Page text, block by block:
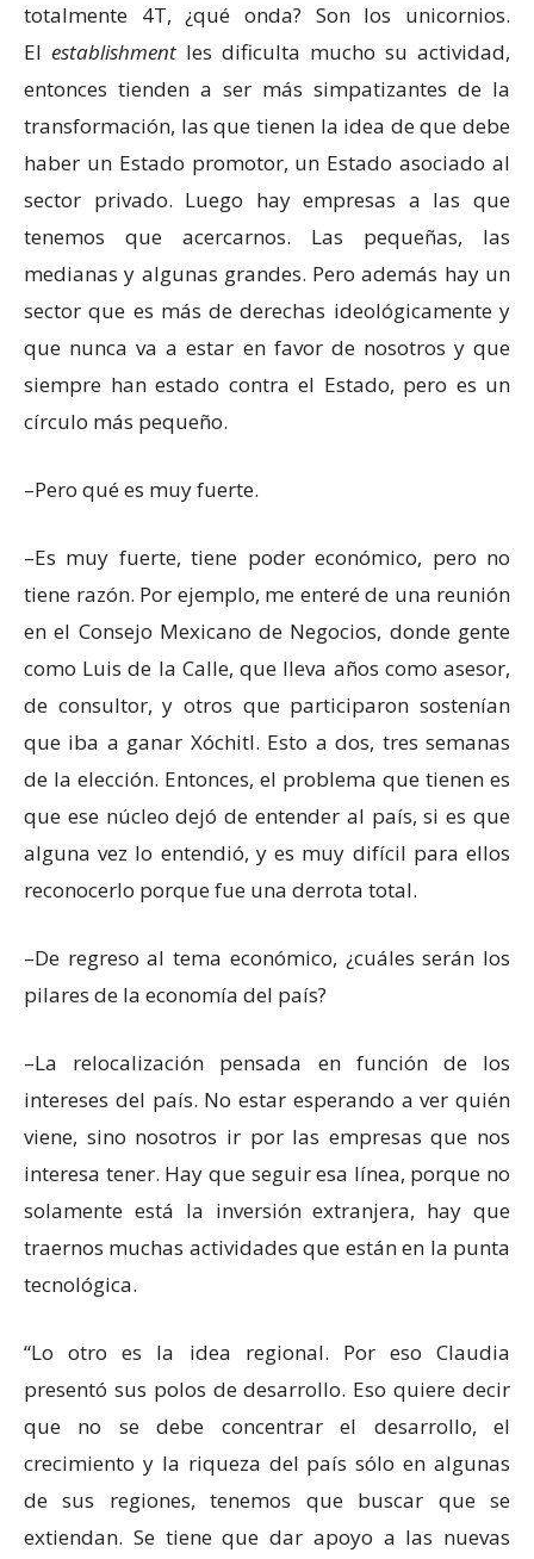
totalmente 4T, ¿qué onda? Son los unicornios.
El establishment les dificulta mucho su actividad,
entonces tienden a ser más simpatizantes de la
transformación, las que tienen la idea de que debe
haber un Estado promotor, un Estado asociado al
sector privado. Luego hay empresas a las que
tenemos que acercarnos. Las pequeñas, las
medianas y algunas grandes. Pero además hay un
sector que es más de derechas ideológicamente y
que nunca va a estar en favor de nosotros y que
siempre han estado contra el Estado, pero es un
círculo más pequeño.
–Pero qué es muy fuerte.
–Es muy fuerte, tiene poder económico, pero no
tiene razón. Por ejemplo, me enteré de una reunión
en el Consejo Mexicano de Negocios, donde gente
como Luis de la Calle, que lleva años como asesor,
de consultor, y otros que participaron sostenían
que iba a ganar Xóchitl. Esto a dos, tres semanas
de la elección. Entonces, el problema que tienen es
que ese núcleo dejó de entender al país, si es que
alguna vez lo entendió, y es muy difícil para ellos
reconocerlo porque fue una derrota total.
–De regreso al tema económico, ¿cuáles serán los
pilares de la economía del país?
–La relocalización pensada en función de los
intereses del país. No estar esperando a ver quién
viene, sino nosotros ir por las empresas que nos
interesa tener. Hay que seguir esa línea, porque no
solamente está la inversión extranjera, hay que
traernos muchas actividades que están en la punta
tecnológica.
“Lo otro es la idea regional. Por eso Claudia
presentó sus polos de desarrollo. Eso quiere decir
que no se debe concentrar el desarrollo, el
crecimiento y la riqueza del país sólo en algunas
de sus regiones, tenemos que buscar que se
extiendan. Se tiene que dar apoyo a las nuevas